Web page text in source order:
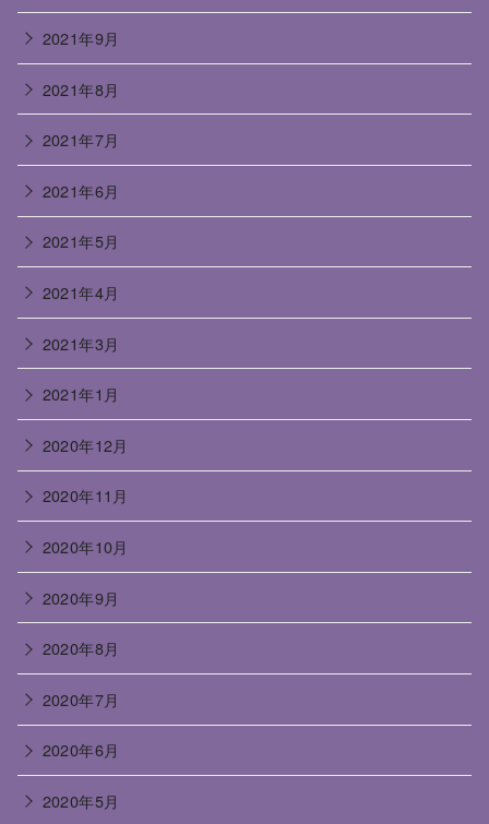
2021年9月
2021年8月
2021年7月
2021年6月
2021年5月
2021年4月
2021年3月
2021年1月
2020年12月
2020年11月
2020年10月
2020年9月
2020年8月
2020年7月
2020年6月
2020年5月